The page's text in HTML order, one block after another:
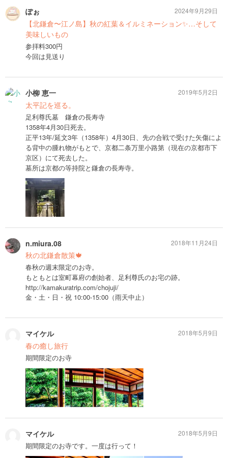
ぽぉ
【北鎌倉〜江ノ島】秋の紅葉＆イルミネーション✨…そして
美味しいもの
参拝料300円
今回は見送り
2024年9月29日
小柳 恵一
太平記を巡る。
足利尊氏墓 鎌倉の長寿寺
1358年4月30日死去。
正平13年/延文3年（1358年）4月30日、先の合戦で受けた矢傷によ
る背中の腫れ物がもとで、京都二条万里小路第（現在の京都市下
京区）にて死去した。
墓所は京都の等持院と鎌倉の長寿寺。
2019年5月2日
n.miura.08
秋の北鎌倉散策🍁
春秋の週末限定のお寺。
もともとは室町幕府の創始者、足利尊氏のお宅の跡。
http://kamakuratrip.com/chojuji/
金・土・日・祝 10:00-15:00（雨天中止）
2018年11月24日
マイケル
春の癒し旅行
期間限定のお寺
2018年5月9日
マイケル
期間限定のお寺です。一度は行って！
2018年5月9日